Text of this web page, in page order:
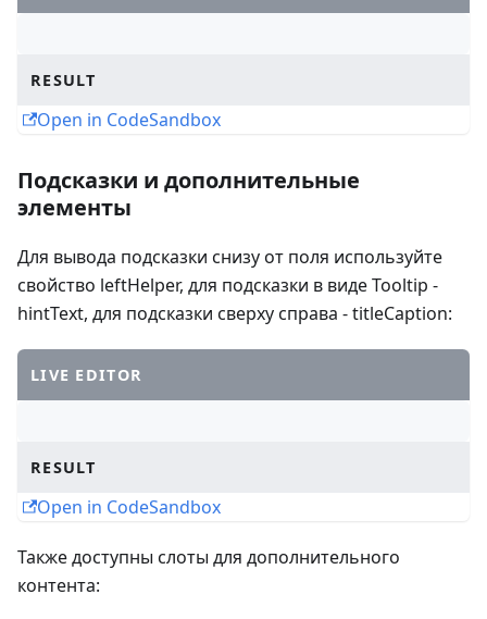
RESULT
Open in CodeSandbox
Подсказки и дополнительные
элементы
Для вывода подсказки снизу от поля используйте
свойство leftHelper, для подсказки в виде Tooltip -
hintText, для подсказки сверху справа - titleCaption:
LIVE EDITOR
RESULT
Open in CodeSandbox
Также доступны слоты для дополнительного
контента: